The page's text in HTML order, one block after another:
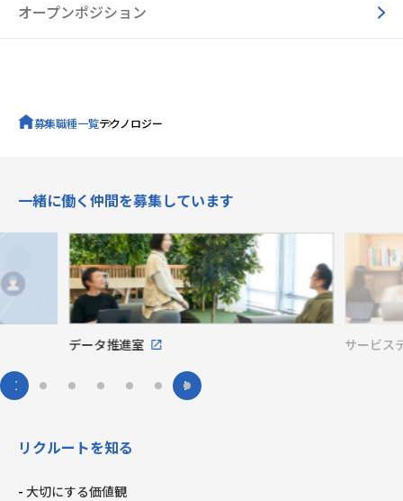
オープンポジション
キャリア採用トップ
募集職種一覧テクノロジー
一緒に働く仲間を募集しています
データ推進室 サービス
リクルートを知る
大切にする価値観